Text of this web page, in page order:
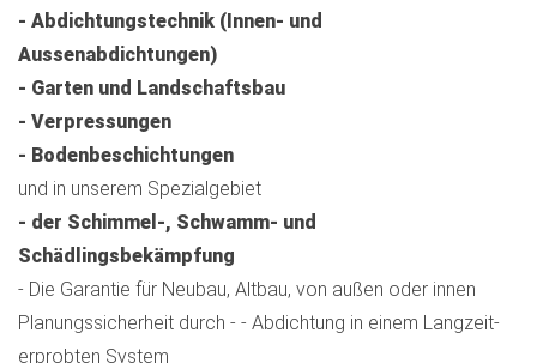
- Abdichtungstechnik (Innen- und
Aussenabdichtungen)
- Garten und Landschaftsbau
- Verpressungen
- Bodenbeschichtungen
und in unserem Spezialgebiet
- der Schimmel-, Schwamm- und
Schädlingsbekämpfung
- Die Garantie für Neubau, Altbau, von außen oder innen
Planungssicherheit durch - - Abdichtung in einem Langzeit-
erprobten System